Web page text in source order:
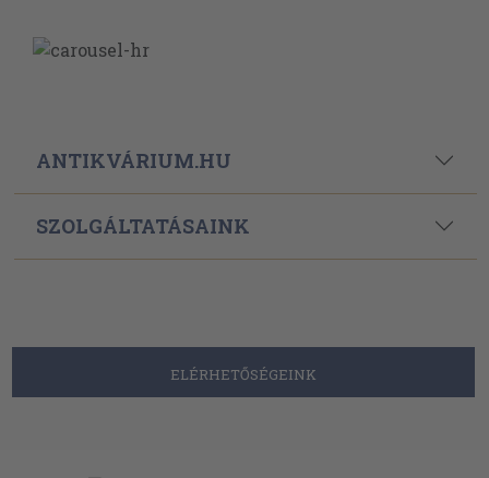
ANTIKVÁRIUM.HU
SZOLGÁLTATÁSAINK
ELÉRHETŐSÉGEINK